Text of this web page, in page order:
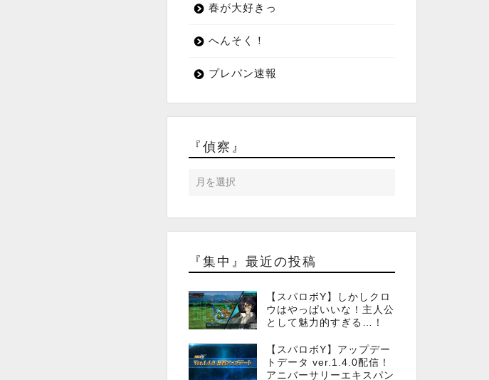
春が大好きっ
へんそく！
プレバン速報
『偵察』
『集中』最近の投稿
【スパロボY】しかしクロ
ウはやっぱいいな！主人公
として魅力的すぎる…！
【スパロボY】アップデー
トデータ ver.1.4.0配信！
アニバーサリーエキスパン